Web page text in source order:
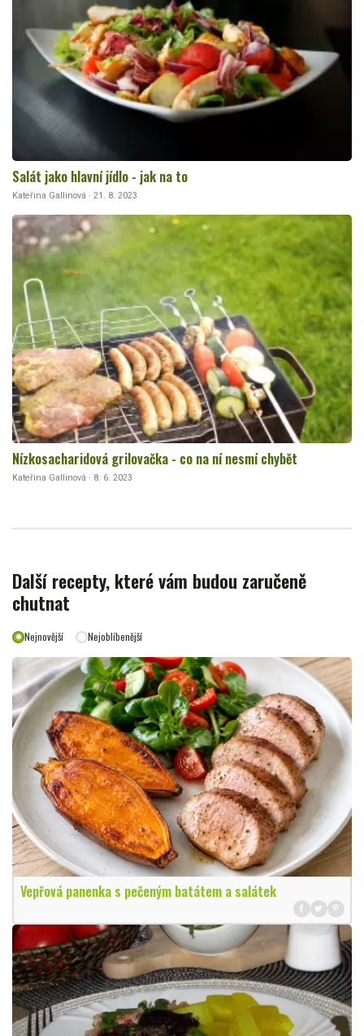
Salát jako hlavní jídlo - jak na to
Kateřina Gallinová · 21. 8. 2023
Nízkosacharidová grilovačka - co na ní nesmí chybět
Kateřina Gallinová · 8. 6. 2023
Další recepty, které vám budou zaručeně
chutnat
Nejnovější Nejoblíbenější
Vepřová panenka s pečeným batátem a salátek